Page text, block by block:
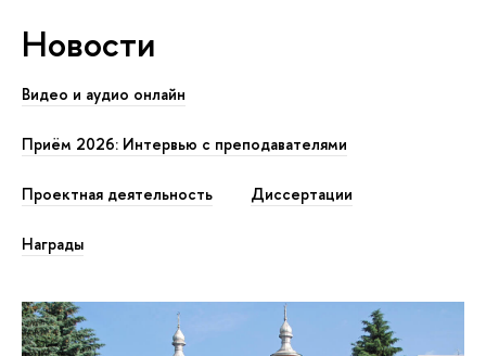
Новости
Видео и аудио онлайн
Приём 2026: Интервью с преподавателями
Проектная деятельность Диссертации
Награды